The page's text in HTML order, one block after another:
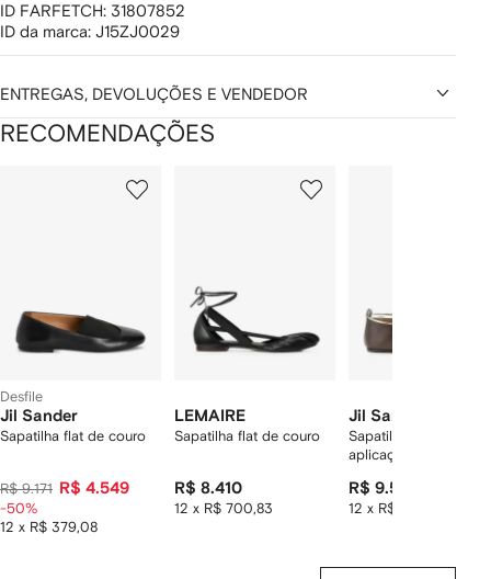
ID FARFETCH: 31807852
ID da marca: J15ZJ0029
ENTREGAS, DEVOLUÇÕES E VENDEDOR
RECOMENDAÇÕES
Desfile
Jil Sander
Sapatilha flat de couro
R$ 9.171 R$ 4.549
12 x R$ 379,08
-50%
LEMAIRE
Sapatilha flat de couro
R$ 8.410
12 x R$ 700,83
Jil Sander
Sapatilha bico fino
aplicação de argola
R$ 9.590
12 x R$ 799,17